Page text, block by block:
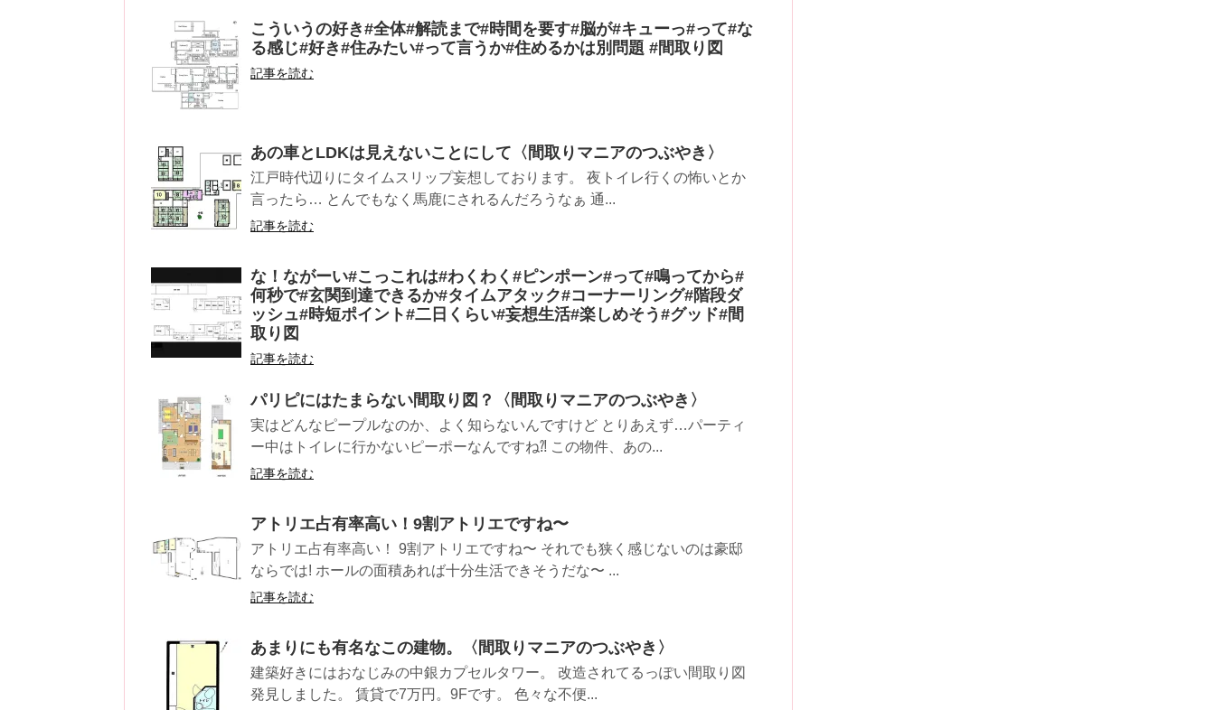
こういうの好き#全体#解読まで#時間を要す#脳が#キューっ#って#な
る感じ#好き#住みたい#って言うか#住めるかは別問題 #間取り図
記事を読む
あの車とLDKは見えないことにして〈間取りマニアのつぶやき〉
江戸時代辺りにタイムスリップ妄想しております。 夜トイレ行くの怖いとか
言ったら… とんでもなく馬鹿にされるんだろうなぁ 通...
記事を読む
な！ながーい#こっこれは#わくわく#ピンポーン#って#鳴ってから#
何秒で#玄関到達できるか#タイムアタック#コーナーリング#階段ダ
ッシュ#時短ポイント#二日くらい#妄想生活#楽しめそう#グッド#間
取り図
記事を読む
パリピにはたまらない間取り図？〈間取りマニアのつぶやき〉
実はどんなピープルなのか、よく知らないんですけど とりあえず…パーティ
ー中はトイレに行かないピーポーなんですね⁈ この物件、あの...
記事を読む
アトリエ占有率高い！9割アトリエですね〜
アトリエ占有率高い！ 9割アトリエですね〜 それでも狭く感じないのは豪邸
ならでは! ホールの面積あれば十分生活できそうだな〜 ...
記事を読む
あまりにも有名なこの建物。〈間取りマニアのつぶやき〉
建築好きにはおなじみの中銀カプセルタワー。 改造されてるっぽい間取り図
発見しました。 賃貸で7万円。9Fです。 色々な不便...